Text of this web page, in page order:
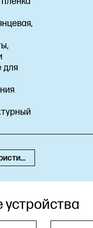
для
Просмотреть все характеристики